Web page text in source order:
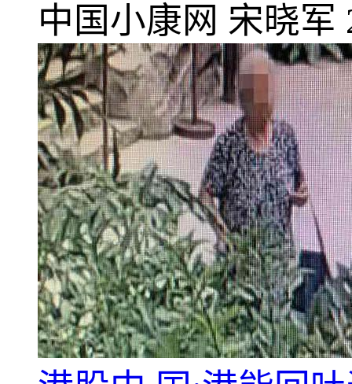
中国小康网 宋晓军